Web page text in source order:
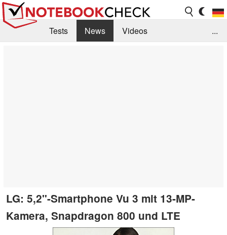
Tests News
Videos
...
LG: 5,2"-Smartphone Vu 3 mit 13-MP-
Kamera, Snapdragon 800 und LTE